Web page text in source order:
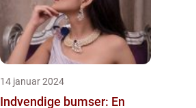
14 januar 2024
Indvendige bumser: En